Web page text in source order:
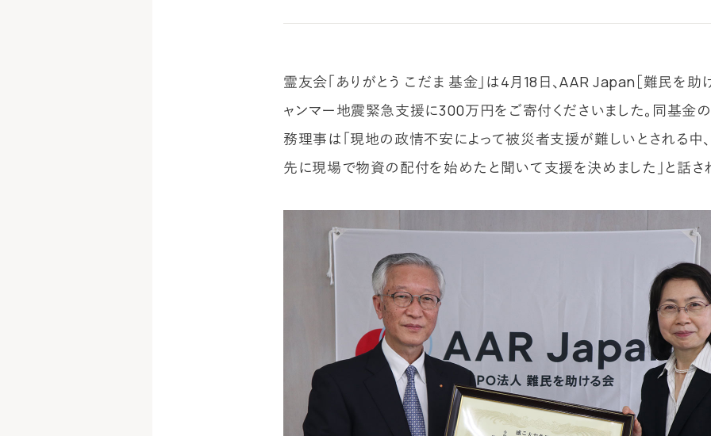
霊友会「ありがとう こだま 基金」は4月18日、AAR Japan［難民を助
ャンマー地震緊急支援に300万円をご寄付くださいました。同基金
務理事は「現地の政情不安によって被災者支援が難しいとされる中
先に現場で物資の配付を始めたと聞いて支援を決めました」と話さ